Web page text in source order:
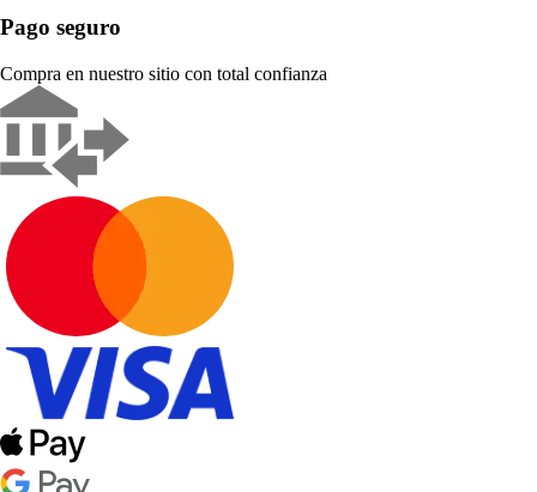
Pago seguro
Compra en nuestro sitio con total confianza